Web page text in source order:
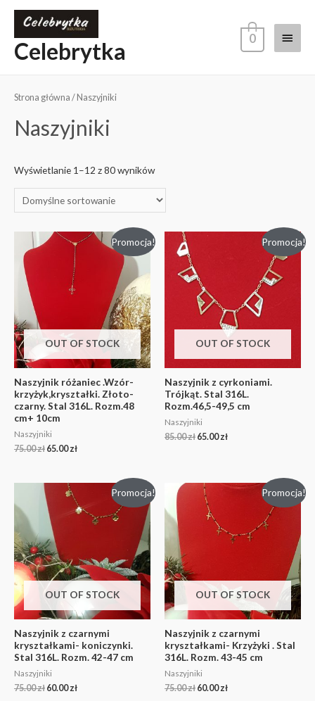
Celebrytka 0
Strona główna / Naszyjniki
Naszyjniki
Wyświetlanie 1–12 z 80 wyników
Promocja!
OUT OF STOCK
Naszyjnik różaniec .Wzór-
krzyżyk,kryształki. Złoto-
czarny. Stal 316L. Rozm.48
cm+ 10cm
Naszyjniki
75.00zł 65.00zł
Promocja!
OUT OF STOCK
Naszyjnik z cyrkoniami.
Trójkąt. Stal 316L.
Rozm.46,5-49,5 cm
Naszyjniki
85.00zł 65.00zł
Promocja!
OUT OF STOCK
Naszyjnik z czarnymi
kryształkami- koniczynki.
Stal 316L. Rozm. 42-47 cm
Naszyjniki
75.00zł 60.00zł
Promocja!
OUT OF STOCK
Naszyjnik z czarnymi
kryształkami- Krzyżyki . Stal
316L. Rozm. 43-45 cm
Naszyjniki
75.00zł 60.00zł